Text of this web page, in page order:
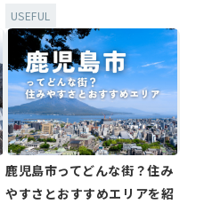
USEFUL
鹿児島市ってどんな街？住み
やすさとおすすめエリアを紹